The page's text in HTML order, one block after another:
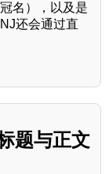
名），以及是
还会通过直
题与正文